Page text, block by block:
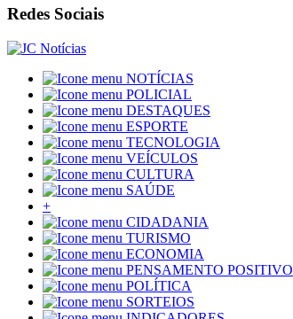
Redes Sociais
NOTÍCIAS
POLICIAL
DESTAQUES
ESPORTE
TECNOLOGIA
VEÍCULOS
CULTURA
SAÚDE
+
CIDADANIA
TURISMO
ECONOMIA
PENSAMENTO POSITIVO
POLÍTICA
SORTEIOS